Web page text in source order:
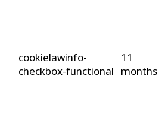
cookielawinfo-
checkbox-functional
11
months